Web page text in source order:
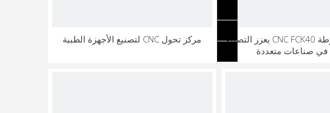
سرير مائل مخرطة CNC FCK40 يعزز التصنيع
في صناعات متعددة
مركز تحول CNC لتصنيع الأجهزة الطبية